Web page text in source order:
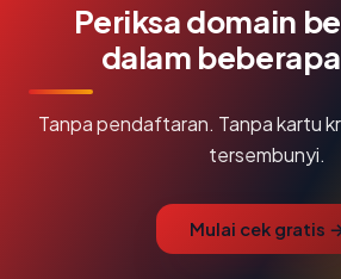
Periksa domain
dalam
Tanpa pendaftaran. Tanpa kartu
tersembunyi.
Mulai cek gratis